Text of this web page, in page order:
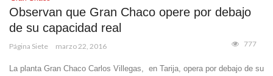
Observan que Gran Chaco opere por debajo
de su capacidad real
Página Siete marzo 22, 2016 777
La planta Gran Chaco Carlos Villegas, en Tarija, opera por debajo de su